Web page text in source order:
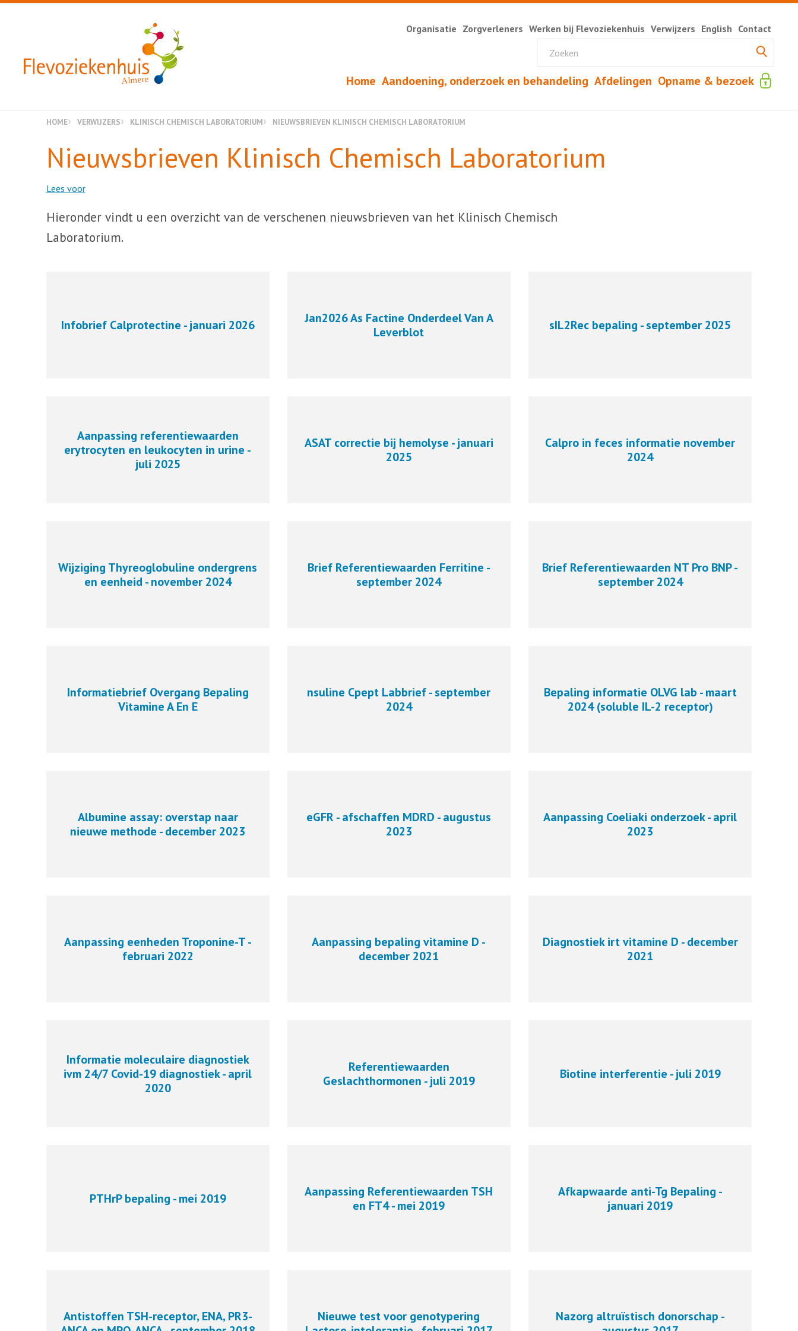
Almere Home Aandoening, onderzoek en behandeling Afdelingen Opname & bezoek
Organisatie Zorgverleners Werken bij Flevoziekenhuis Verwijzers English Contact
HOME VERWIJZERS KLINISCH CHEMISCH LABORATORIUM NIEUWSBRIEVEN KLINISCH CHEMISCH LABORATORIUM
Nieuwsbrieven Klinisch Chemisch Laboratorium
Lees voor
Hieronder vindt u een overzicht van de verschenen nieuwsbrieven van het Klinisch Chemisch
Laboratorium.
Infobrief Calprotectine - januari 2026
Jan2026 As Factine Onderdeel Van A
Leverblot
sIL2Rec bepaling - september 2025
Aanpassing referentiewaarden
erytrocyten en leukocyten in urine -
juli 2025
ASAT correctie bij hemolyse - januari
2025
Calpro in feces informatie november
2024
Wijziging Thyreoglobuline ondergrens
en eenheid - november 2024
Brief Referentiewaarden Ferritine -
september 2024
Brief Referentiewaarden NT Pro BNP -
september 2024
Informatiebrief Overgang Bepaling
Vitamine A En E
nsuline Cpept Labbrief - september
2024
Bepaling informatie OLVG lab - maart
2024 (soluble IL-2 receptor)
Albumine assay: overstap naar
nieuwe methode - december 2023
eGFR - afschaffen MDRD - augustus
2023
Aanpassing Coeliaki onderzoek - april
2023
Aanpassing eenheden Troponine-T -
februari 2022
Aanpassing bepaling vitamine D -
december 2021
Diagnostiek irt vitamine D - december
2021
Informatie moleculaire diagnostiek
ivm 24/7 Covid-19 diagnostiek - april
2020
Referentiewaarden
Geslachthormonen - juli 2019
Biotine interferentie - juli 2019
PTHrP bepaling - mei 2019
Aanpassing Referentiewaarden TSH
en FT4 - mei 2019
Afkapwaarde anti-Tg Bepaling -
januari 2019
Antistoffen TSH-receptor, ENA, PR3-
Nieuwe test voor genotypering
Nazorg altruïstisch donorschap -